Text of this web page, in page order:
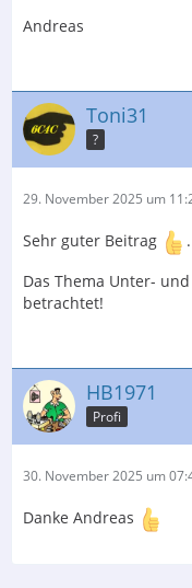
Andreas
Toni31
?
29. November 2025 um
Sehr guter Beitrag
.
Das Thema Unter-
betrachtet!
HB1971
Profi
30. November 2025 um
Danke Andreas